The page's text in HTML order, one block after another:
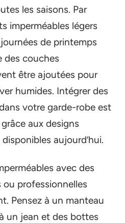
les saisons. Par
imperméables légers
de printemps
des couches
être ajoutées pour
humides. Intégrer des
votre garde-robe est
aux designs
aujourd’hui.
avec des
professionnelles
Pensez à un manteau
un jean et des bottes